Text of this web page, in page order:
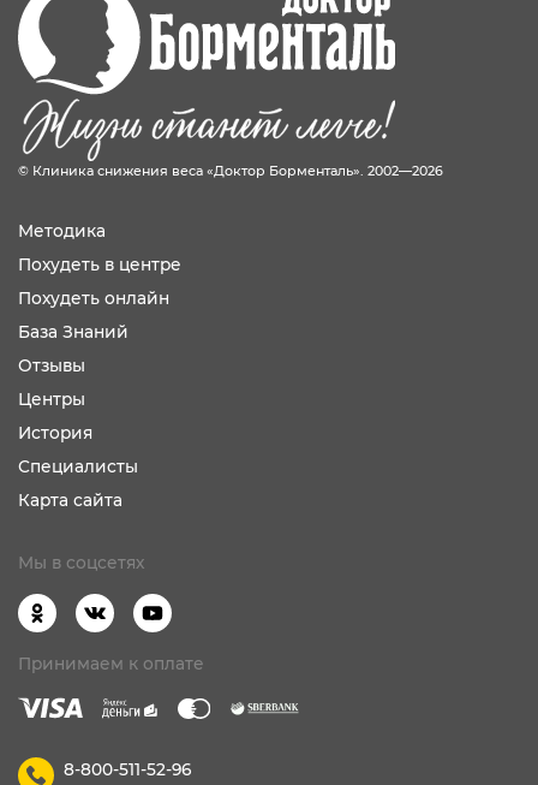
© Клиника снижения веса «Доктор Борменталь». 2002—2026
Методика
Похудеть в центре
Похудеть онлайн
База Знаний
Отзывы
Центры
История
Специалисты
Карта сайта
Мы в соцсетях
Принимаем к оплате
8-800-511-52-96